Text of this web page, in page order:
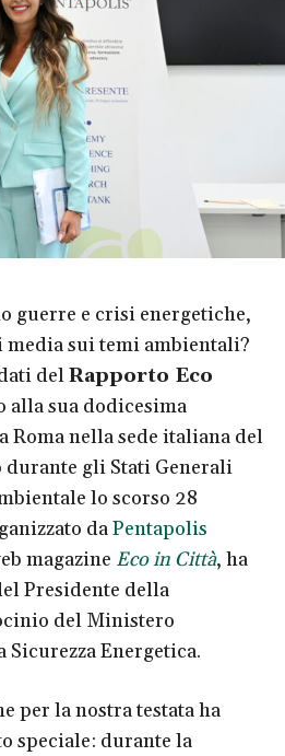
guerre e crisi energetiche,
media sui temi ambientali?
delRapporto Eco
alla sua dodicesima
Roma nella sede italiana del
durante gli Stati Generali
lo scorso 28
daPentapolis
magazine Eco in Città, ha
Presidente della
del Ministero
Sicurezza Energetica.
per la nostra testata ha
speciale: durante la